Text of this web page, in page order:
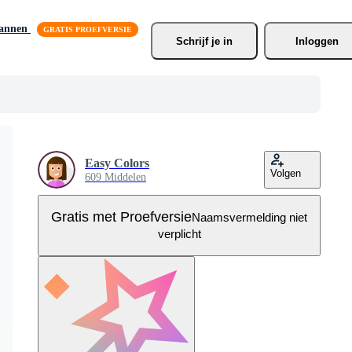
Schrijf je in Inloggen
Easy Colors
609 Middelen Volgen
Gratis met ProefversieNaamsvermelding niet
verplicht